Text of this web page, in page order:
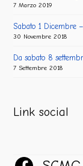
7 Marzo 2019
Sabato 1 Dicembre
30 Novembre 2018
Da sabato 8
7 Settembre 2018
Link social